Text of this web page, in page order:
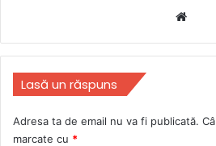
Lasă un răspuns
Adresa ta de email nu va fi publicată.
marcate cu *